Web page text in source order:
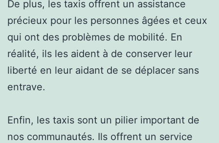
De plus, les taxis offrent un assistance
précieux pour les personnes âgées et ceux
qui ont des problèmes de mobilité. En
réalité, ils les aident à de conserver leur
liberté en leur aidant de se déplacer sans
entrave.
Enfin, les taxis sont un pilier important de
nos communautés. Ils offrent un service